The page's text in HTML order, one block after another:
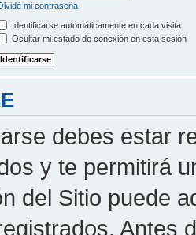
mi contraseña
Identificarse automáticamente en cada visita
Ocultar mi estado de conexión en esta sesión
debes estar
y te permitirá
del Sitio puede
Antes